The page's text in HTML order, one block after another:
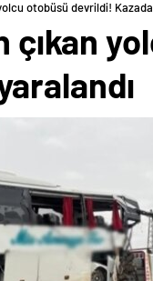
otobüsü devrildi! Kazada
çıkan